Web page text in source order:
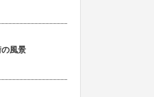
風景